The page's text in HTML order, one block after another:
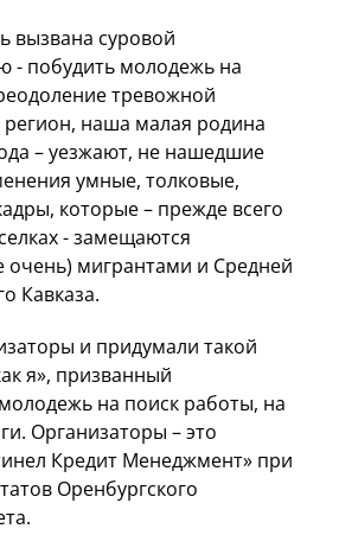
вызвана суровой
- побудить молодежь на
тревожной
наша малая родина
– уезжают, не нашедшие
умные, толковые,
которые – прежде всего
- замещаются
очень) мигрантами и Средней
Кавказа.
и придумали такой
я», призванный
на поиск работы, на
Организаторы – это
Кредит Менеджмент» при
Оренбургского